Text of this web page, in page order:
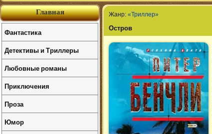
Жанр: «Триллер»
Остров
Главная
Фантастика
Детективы и Триллеры
Любовные романы
Приключения
Проза
Юмор